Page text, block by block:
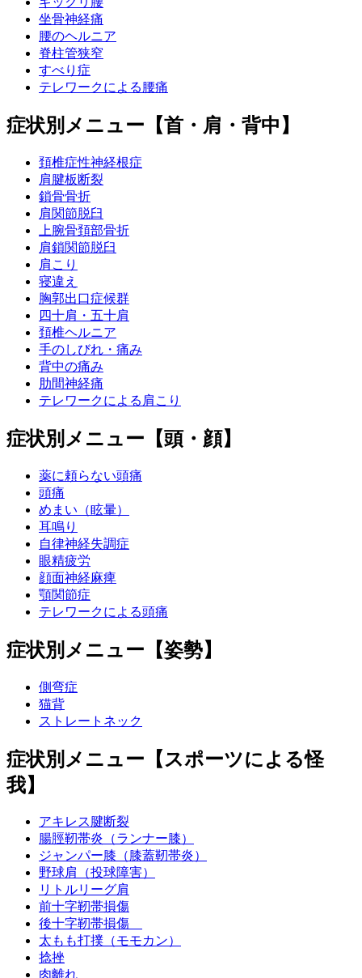
坐骨神経痛
腰のヘルニア
脊柱管狭窄
すべり症
テレワークによる腰痛
症状別メニュー【首・肩・背中】
頚椎症性神経根症
肩腱板断裂
鎖骨骨折
肩関節脱臼
上腕骨頚部骨折
肩鎖関節脱臼
肩こり
寝違え
胸郭出口症候群
四十肩・五十肩
頚椎ヘルニア
手のしびれ・痛み
背中の痛み
肋間神経痛
テレワークによる肩こり
症状別メニュー【頭・顔】
薬に頼らない頭痛
頭痛
めまい（眩暈）
耳鳴り
自律神経失調症
眼精疲労
顔面神経麻痺
顎関節症
テレワークによる頭痛
症状別メニュー【姿勢】
側弯症
猫背
ストレートネック
症状別メニュー【スポーツによる怪
我】
アキレス腱断裂
腸脛靭帯炎（ランナー膝）
ジャンパー膝（膝蓋靭帯炎）
野球肩（投球障害）
リトルリーグ肩
前十字靭帯損傷
後十字靭帯損傷
太もも打撲（モモカン）
捻挫
肉離れ